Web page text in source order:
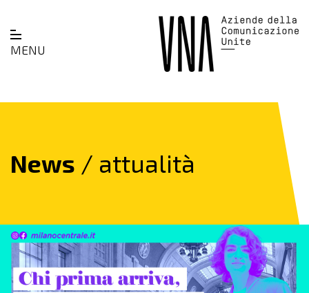
MENU
News / attualità